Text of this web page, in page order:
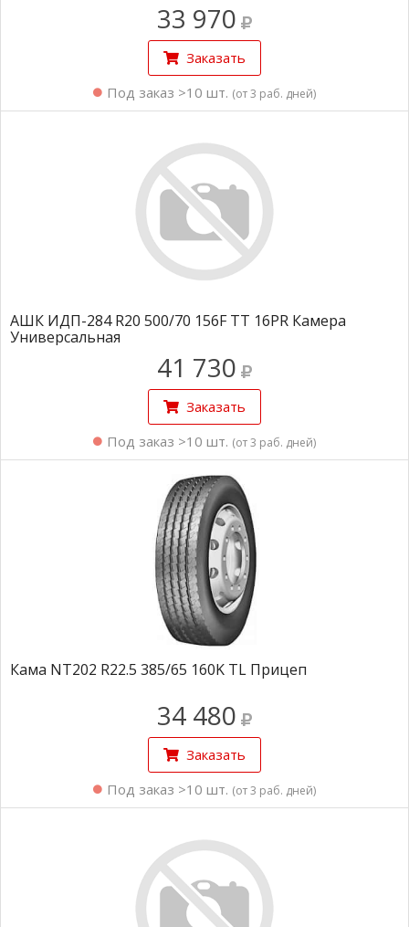
33 970
Заказать
Под заказ >10 шт. (от 3 раб. дней)
АШК ИДП-284 R20 500/70 156F TT 16PR Камера
Универсальная
41 730
Заказать
Под заказ >10 шт. (от 3 раб. дней)
Кама NT202 R22.5 385/65 160K TL Прицеп
34 480
Заказать
Под заказ >10 шт. (от 3 раб. дней)